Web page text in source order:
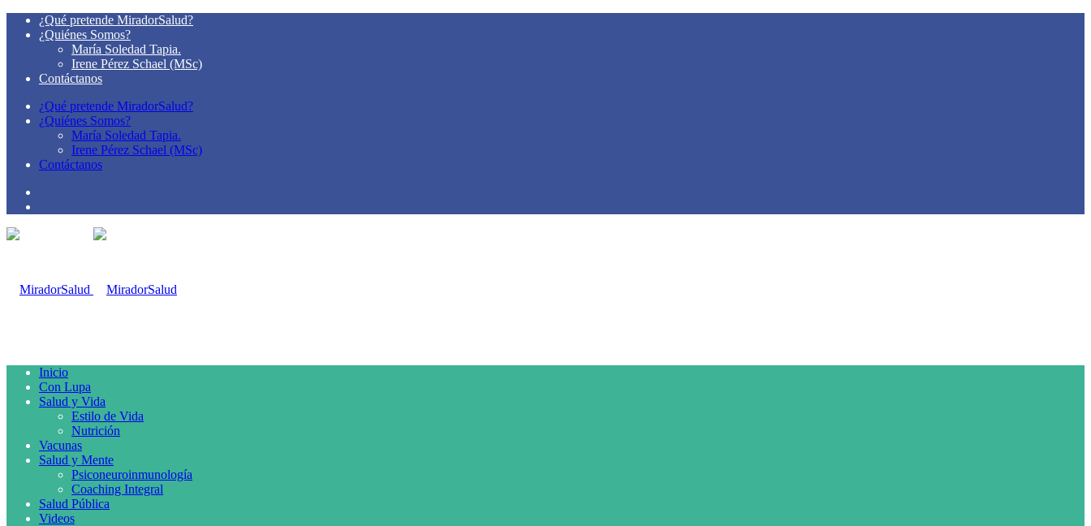
¿Qué pretende MiradorSalud?
¿Quiénes Somos?
María Soledad Tapia.
Irene Pérez Schael (MSc)
Contáctanos
¿Qué pretende MiradorSalud?
¿Quiénes Somos?
María Soledad Tapia.
Irene Pérez Schael (MSc)
Contáctanos
Inicio
Con Lupa
Salud y Vida
Estilo de Vida
Nutrición
Vacunas
Salud y Mente
Psiconeuroinmunología
Coaching Integral
Salud Pública
Videos